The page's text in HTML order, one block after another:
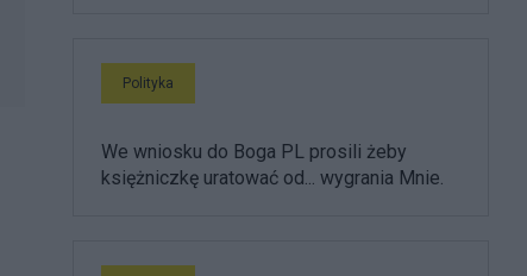
Polityka
We wniosku do Boga PL prosili żeby
księżniczkę uratować od... wygrania Mnie.